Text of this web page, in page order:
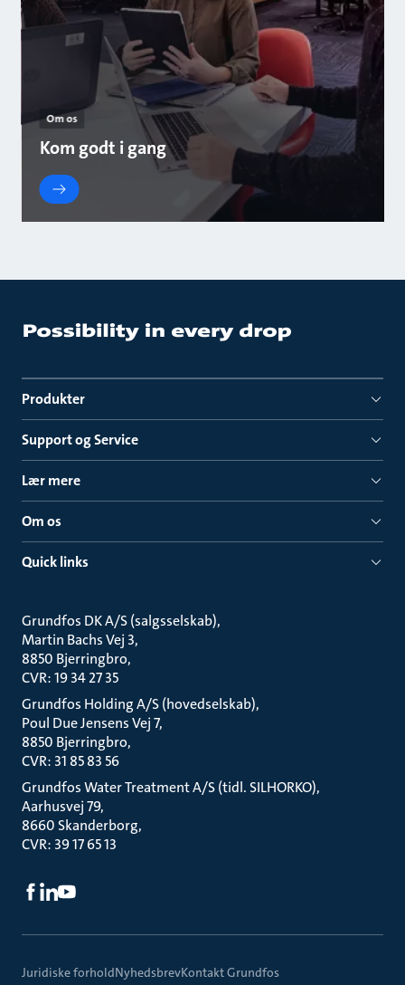
Om os
Kom godt i gang
Produkter
Support og Service
Lær mere
Om os
Quick links
Grundfos DK A/S (salgsselskab)
Martin Bachs Vej 3
8850 Bjerringbro
CVR: 19 34 27 35
Grundfos Holding A/S (hovedselskab)
Poul Due Jensens Vej 7
8850 Bjerringbro
CVR: 31 85 83 56
Grundfos Water Treatment A/S (tidl. SILHORKO)
Aarhusvej 79
8660 Skanderborg
CVR: 39 17 65 13
Juridiske forholdNyhedsbrevKontakt Grundfos